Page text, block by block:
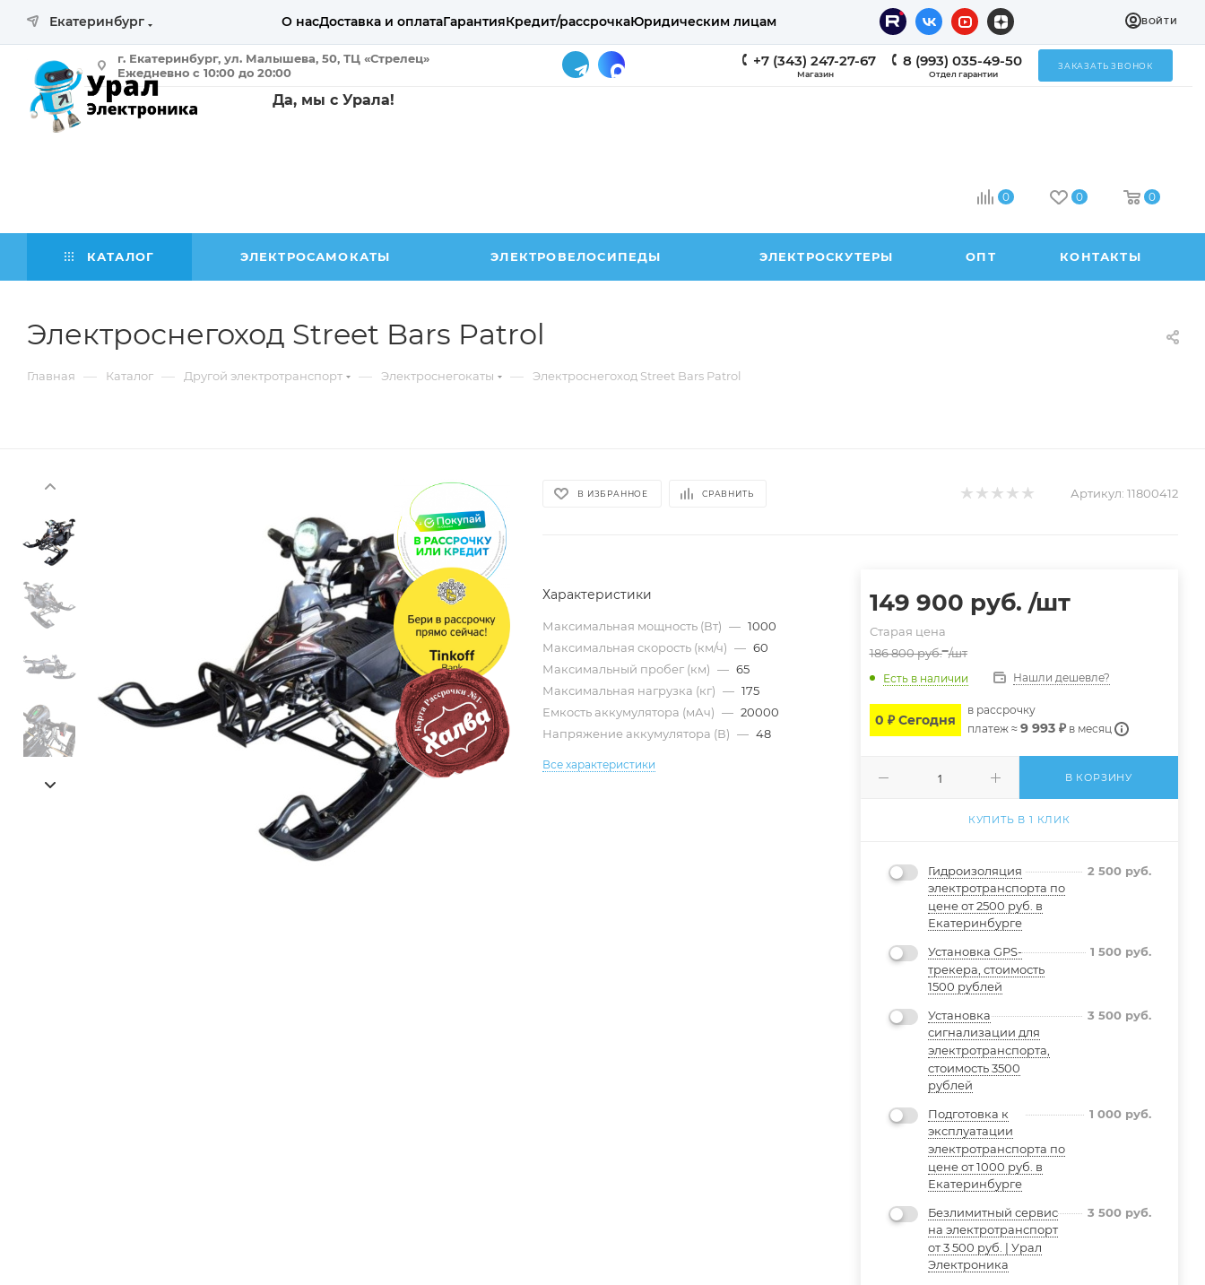
Екатеринбург О насДоставка и оплатаГарантияКредит/рассрочкаЮридическим лицам ВОЙТИ
г. Екатеринбург, ул. Малышева, 50, ТЦ «Стрелец»
Ежедневно с 10:00 до 20:00
+7 (343) 247-27-67
Магазин
8 (993) 035-49-50
Отдел гарантии
ЗАКАЗАТЬ ЗВОНОК
Да, мы с Урала!
0 0 0
КАТАЛОГ ЭЛЕКТРОСАМОКАТЫ ЭЛЕКТРОВЕЛОСИПЕДЫ ЭЛЕКТРОСКУТЕРЫ ОПТ КОНТАКТЫ
Электроснегоход Street Bars Patrol
Главная — Каталог — Другой электротранспорт — Электроснегокаты — Электроснегоход Street Bars Patrol
В ИЗБРАННОЕ СРАВНИТЬ Артикул: 11800412
Характеристики
Максимальная мощность (Вт) — 1000
Максимальная скорость (км/ч) — 60
Максимальный пробег (км) — 65
Максимальная нагрузка (кг) — 175
Емкость аккумулятора (мАч) — 20000
Напряжение аккумулятора (В) — 48
Все характеристики
149 900 руб. /шт
Старая цена
186 800руб. /шт
Есть в наличии Нашли дешевле?
0 ₽ Сегодня
в расcрочку
платеж ≈ 9 993 ₽в месяц
В КОРЗИНУ
КУПИТЬ В 1 КЛИК
Гидроизоляция
электротранспорта по
цене от 2500 руб. в
Екатеринбурге
2 500руб.
Установка GPS-
трекера, стоимость
1500 рублей
1 500руб.
Установка
сигнализации для
электротранспорта,
стоимость 3500
рублей
3 500руб.
Подготовка к
эксплуатации
электротранспорта по
цене от 1000 руб. в
Екатеринбурге
1 000руб.
Безлимитный сервис
на электротранспорт
от 3 500 руб. | Урал
Электроника
3 500руб.